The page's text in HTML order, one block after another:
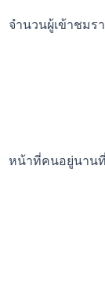
จำนวนผู้เข้าชมร
หน้าที่คนอยู่นาน